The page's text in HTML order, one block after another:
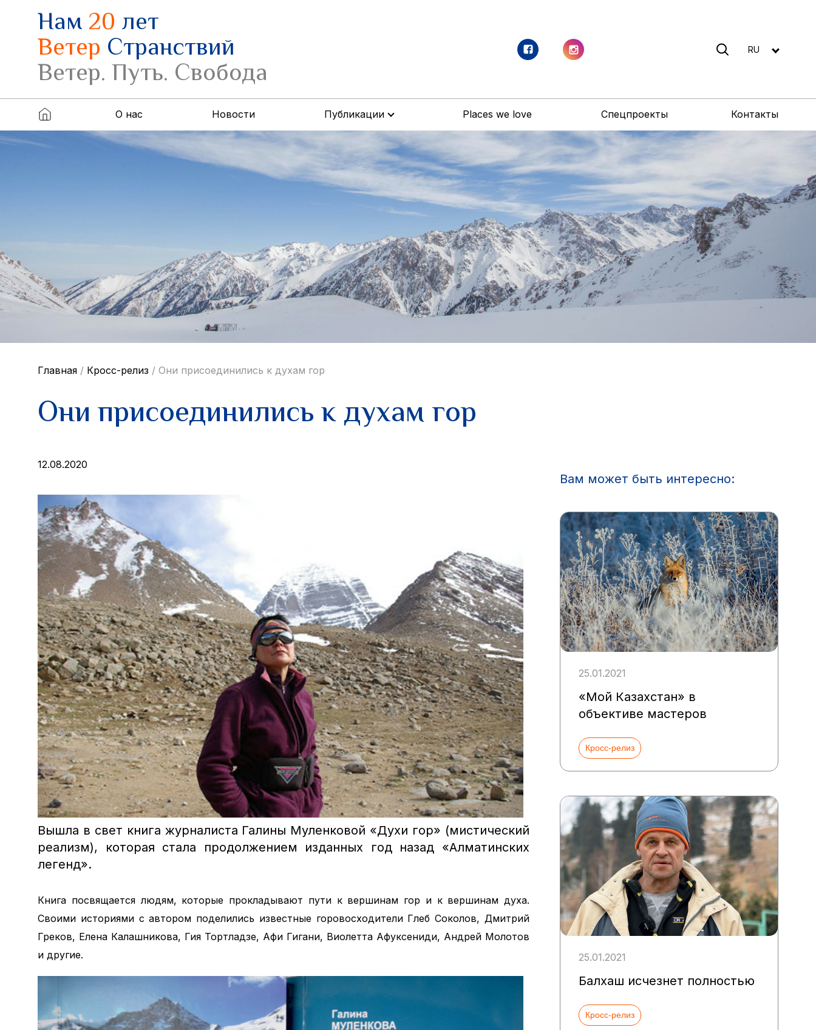
Нам20лет
Ветер Странствий
Ветер. Путь. Свобода
RU
О нас Новости Публикации Places we love Спецпроекты Контакты
Главная / Кросс-релиз / Они присоединились к духам гор
Они присоединились к духам гор
12.08.2020
Вышла в свет книга журналиста Галины Муленковой «Духи гор» (мистический
реализм), которая стала продолжением изданных год назад «Алматинских
легенд».
Книга посвящается людям, которые прокладывают пути к вершинам гор и к вершинам духа.
Своими историями с автором поделились известные горовосходители Глеб Соколов, Дмитрий
Греков, Елена Калашникова, Гия Тортладзе, Афи Гигани, Виолетта Афуксениди, Андрей Молотов
и другие.
Вам может быть интересно:
25.01.2021
«Мой Казахстан» в
объективе мастеров
Кросс-релиз
25.01.2021
Балхаш исчезнет полностью
Кросс-релиз